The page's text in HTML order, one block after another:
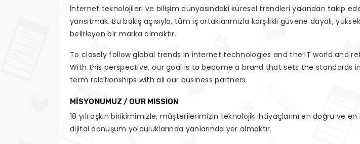
İnternet teknolojileri ve bilişim dünyasındaki küresel trendleri yakından takip
yansıtmak. Bu bakış açısıyla, tüm iş ortaklarımızla karşılıklı güvene dayalı,
belirleyen bir marka olmaktır.
To closely follow global trends in internet technologies and the IT world and
With this perspective, our goal is to become a brand that sets the
term relationships with all our business partners.
MİSYONUMUZ / OUR MISSION
18 yılı aşkın birikimimizle, müşterilerimizin teknolojik ihtiyaçlarını en doğru ve
dijital dönüşüm yolculuklarında yanlarında yer almaktır.